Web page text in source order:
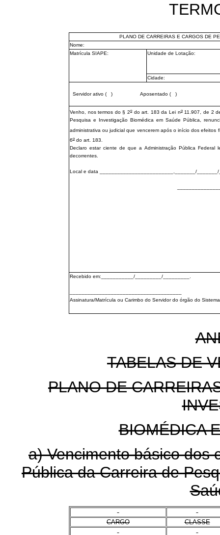
PLANO DE CARREIRAS E CARGOS DE
Nome:
Matrícula SIAPE:
Unidade de Lotação:
Cidade:
Servidor ativo ( ) Aposentado ( )
Venho, nos termos do § 2o do art. 183 da Lei no11.907, de 2
Pesquisa e Investigação Biomédica em Saúde Pública,
administrativa ou judicial que vencerem após o início dos efeitos
6o do art. 183.
Declaro estar ciente de que a Administração Pública
decorrentes.
Local e data _________________________,_______/
Recebido em:___________/_________/_________.
Assinatura/Matrícula ou Carimbo do Servidor do órgão do
TABELAS DE
PLANO DE
BIOMÉDICA
a) Vencimento básico dos
Pública da Carreira de
CARGO CLASSE